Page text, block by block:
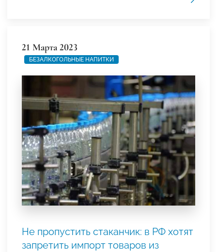
21 Марта 2023
БЕЗАЛКОГОЛЬНЫЕ НАПИТКИ
Не пропустить стаканчик: в РФ хотят
запретить импорт товаров из